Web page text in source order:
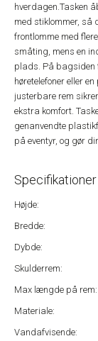
hverdagen.Tasken
med stiklommer, så
frontlomme med
småting, mens en
plads. På bagsiden
høretelefoner eller
justerbare rem
ekstra komfort.
genanvendte
på eventyr, og gør
Specifikationer
Højde:
Bredde:
Dybde:
Skulderrem:
Max længde på rem:
Materiale:
Vandafvisende: